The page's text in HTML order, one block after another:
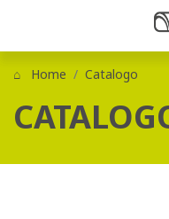
Home Catalogo